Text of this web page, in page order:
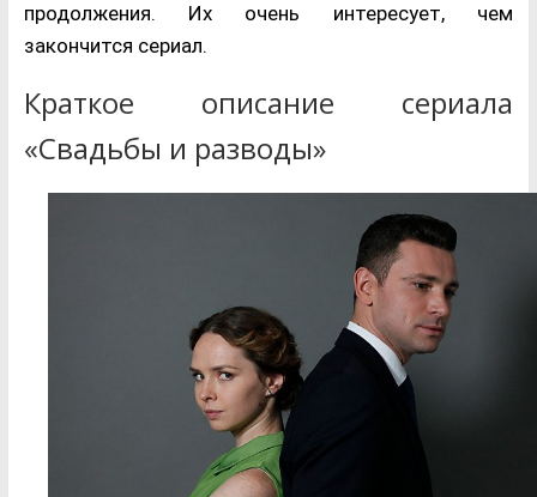
продолжения. Их очень интересует, чем
закончится сериал.
Краткое описание сериала
«Свадьбы и разводы»